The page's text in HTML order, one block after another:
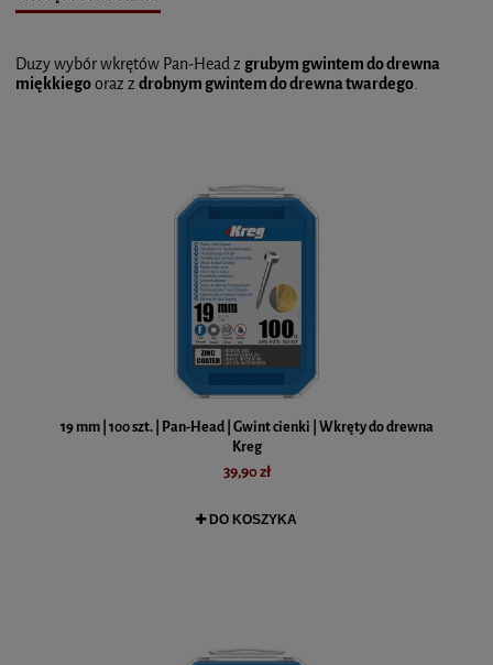
Duzy wybór wkrętów Pan-Head z grubym gwintem do drewna
miękkiegooraz z drobnym gwintem do drewna twardego.
19 mm | 100 szt. | Pan-Head | Gwint cienki | Wkręty do drewna
Kreg
39,90 zł
DO KOSZYKA